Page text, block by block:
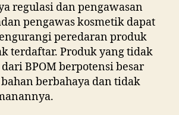
regulasi dan pengawasan
pengawas kosmetik dapat
peredaran produk
terdaftar. Produk yang tidak
BPOM berpotensi besar
berbahaya dan tidak